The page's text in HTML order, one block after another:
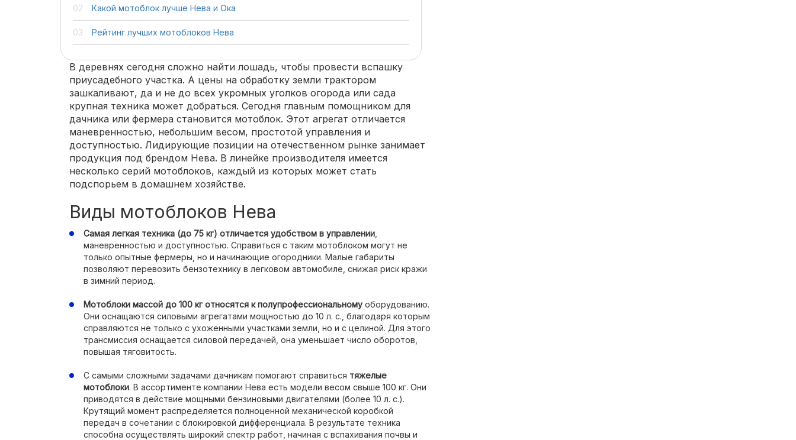
Какой мотоблок лучше Нева и Ока
Рейтинг лучших мотоблоков Нева
В деревнях сегодня сложно найти лошадь, чтобы провести вспашку
приусадебного участка. А цены на обработку земли трактором
зашкаливают, да и не до всех укромных уголков огорода или сада
крупная техника может добраться. Сегодня главным помощником для
дачника или фермера становится мотоблок. Этот агрегат отличается
маневренностью, небольшим весом, простотой управления и
доступностью. Лидирующие позиции на отечественном рынке занимает
продукция под брендом Нева. В линейке производителя имеется
несколько серий мотоблоков, каждый из которых может стать
подспорьем в домашнем хозяйстве.
Виды мотоблоков Нева
Самая легкая техника (до 75 кг) отличается удобством в управлении
маневренностью и доступностью. Справиться с таким мотоблоком могут не
только опытные фермеры, но и начинающие огородники. Малые габариты
позволяют перевозить бензотехнику в легковом автомобиле, снижая риск кражи
в зимний период.
Мотоблоки массой до 100 кг относятся к полупрофессиональному оборудованию.
Они оснащаются силовыми агрегатами мощностью до 10 л. с., благодаря которым
справляются не только с ухоженными участками земли, но и с целиной. Для этого
трансмиссия оснащается силовой передачей, она уменьшает число оборотов,
повышая тяговитость.
С самыми сложными задачами дачникам помогают справиться тяжелые
мотоблоки. В ассортименте компании Нева есть модели весом свыше 100 кг. Они
приводятся в действие мощными бензиновыми двигателями (более 10 л. с.).
Крутящий момент распределяется полноценной механической коробкой
передач в сочетании с блокировкой дифференциала. В результате техника
способна осуществлять широкий спектр работ, начиная с вспахивания почвы и